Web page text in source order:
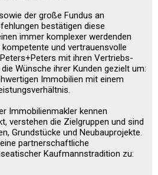
der große Fundus an
bestätigen diese
immer komplexer werdenden
und vertrauensvolle
mit ihren Vertriebs-
Wünsche ihrer Kunden gezielt um:
Immobilien mit einem
Immobilienmakler kennen
verstehen die Zielgruppen und sind
Grundstücke und Neubauprojekte.
partnerschaftliche
Kaufmannstradition zu: